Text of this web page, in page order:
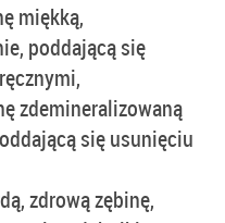
miękką,
poddającą się
zdemineralizowaną
się usunięciu
zdrową zębinę,